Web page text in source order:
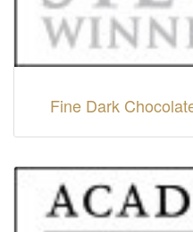
Fine Dark